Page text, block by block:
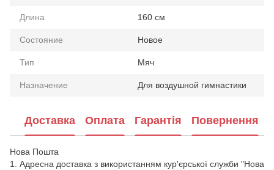
Длина 160 см
Состояние Новое
Тип Мяч
Назначение Для воздушной гимнастики
Доставка Оплата Гарантія Повернення
Нова Пошта
1. Адресна доставка з використанням кур'єрської служби "Нова